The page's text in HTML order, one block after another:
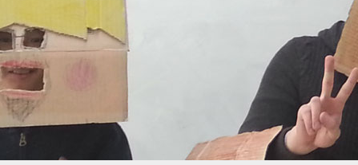
조직안내
후원하기
재정공지
오시는길